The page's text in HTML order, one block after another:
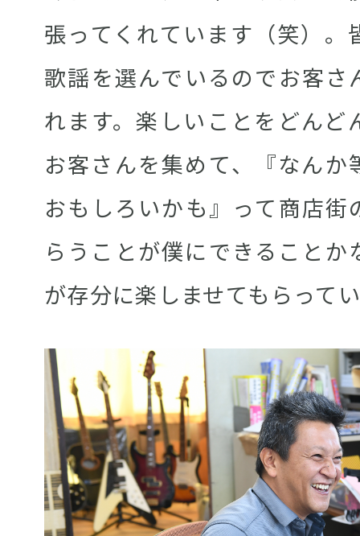
張ってくれています（笑）。
歌謡を選んでいるのでお客さ
れます。楽しいことをどんど
お客さんを集めて、『なんか
おもしろいかも』って商店街
らうことが僕にできること
が存分に楽しませてもらって